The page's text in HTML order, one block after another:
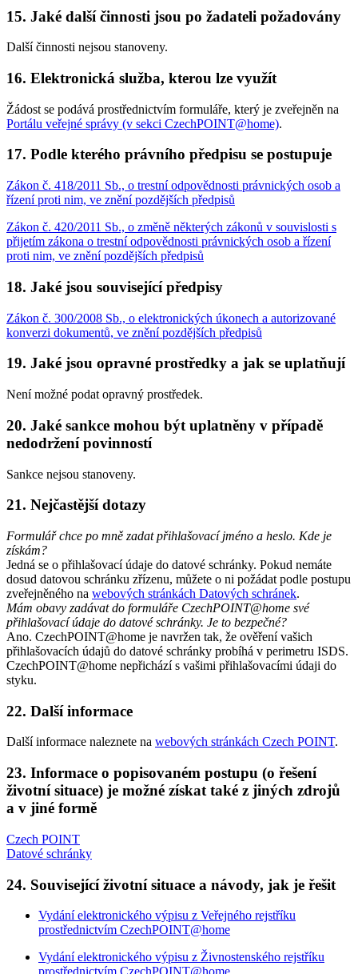
15. Jaké další činnosti jsou po žadateli požadovány
Další činnosti nejsou stanoveny.
16. Elektronická služba, kterou lze využít
Žádost se podává prostřednictvím formuláře, který je zveřejněn na
Portálu veřejné správy (v sekci CzechPOINT@home).
17. Podle kterého právního předpisu se postupuje
Zákon č. 418/2011 Sb., o trestní odpovědnosti právnických osob a
řízení proti nim, ve znění pozdějších předpisů
Zákon č. 420/2011 Sb., o změně některých zákonů v souvislosti s
přijetím zákona o trestní odpovědnosti právnických osob a řízení
proti nim, ve znění pozdějších předpisů
18. Jaké jsou související předpisy
Zákon č. 300/2008 Sb., o elektronických úkonech a autorizované
konverzi dokumentů, ve znění pozdějších předpisů
19. Jaké jsou opravné prostředky a jak se uplatňují
Není možné podat opravný prostředek.
20. Jaké sankce mohou být uplatněny v případě
nedodržení povinností
Sankce nejsou stanoveny.
21. Nejčastější dotazy
Formulář chce po mně zadat přihlašovací jméno a heslo. Kde je
získám?
Jedná se o přihlašovací údaje do datové schránky. Pokud nemáte
dosud datovou schránku zřízenu, můžete o ni požádat podle postupu
zveřejněného na webových stránkách Datových schránek.
Mám obavy zadávat do formuláře CzechPOINT@home své
přihlašovací údaje do datové schránky. Je to bezpečné?
Ano. CzechPOINT@home je navržen tak, že ověření vašich
přihlašovacích údajů do datové schránky probíhá v perimetru ISDS.
CzechPOINT@home nepřichází s vašimi přihlašovacími údaji do
styku.
22. Další informace
Další informace naleznete na webových stránkách Czech POINT.
23. Informace o popisovaném postupu (o řešení
životní situace) je možné získat také z jiných zdrojů
a v jiné formě
Czech POINT
Datové schránky
24. Související životní situace a návody, jak je řešit
Vydání elektronického výpisu z Veřejného rejstříku
prostřednictvím CzechPOINT@home
Vydání elektronického výpisu z Živnostenského rejstříku